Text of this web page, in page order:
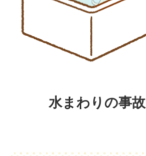
水まわりの事故